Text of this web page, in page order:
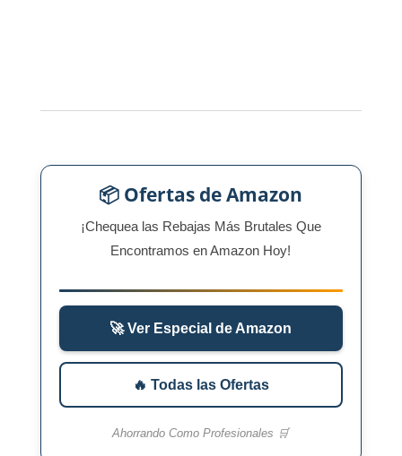
📦 Ofertas de Amazon
¡Chequea las Rebajas Más Brutales Que
Encontramos en Amazon Hoy!
🚀 Ver Especial de Amazon
🔥 Todas las Ofertas
Ahorrando Como Profesionales 🛒